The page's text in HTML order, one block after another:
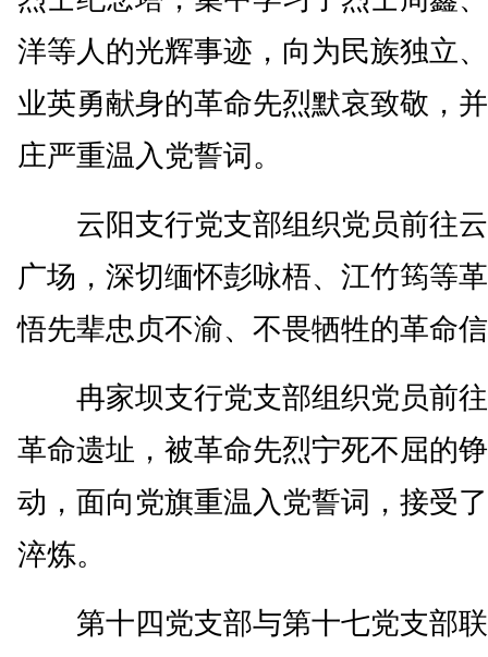
洋等人的光辉事迹，向为民族独立
业英勇献身的革命先烈默哀致敬，
庄严重温入党誓词。
云阳支行党支部组织党员前往云
广场，深切缅怀彭咏梧、江竹筠等
悟先辈忠贞不渝、不畏牺牲的革命
冉家坝支行党支部组织党员前往
革命遗址，被革命先烈宁死不屈的
动，面向党旗重温入党誓词，接受
淬炼。
第十四党支部与第十七党支部联